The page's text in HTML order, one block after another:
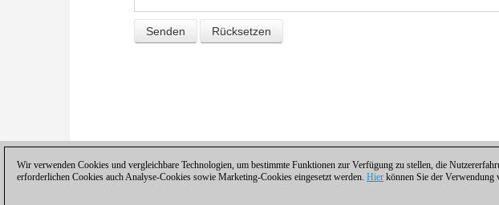
Wir verwenden Cookies und vergleichbare Technologien, um bestimmte Funktionen zur Verfügung zu stellen, die
erforderlichen Cookies auch Analyse-Cookies sowie Marketing-Cookies eingesetzt werden. Hier können Sie der Verwendung